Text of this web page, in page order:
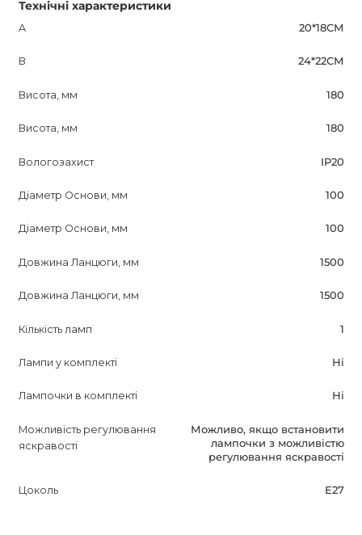
Технічні характеристики
A 20*18СМ
B 24*22СМ
Висота, мм 180
Висота, мм 180
Вологозахист IP20
Діаметр Основи, мм 100
Діаметр Основи, мм 100
Довжина Ланцюги, мм 1500
Довжина Ланцюги, мм 1500
Кількість ламп 1
Лампи у комплекті Ні
Лампочки в комплекті Ні
Можливість регулювання
яскравості
Можливо, якщо встановити
лампочки з можливістю
регулювання яскравості
Цоколь E27